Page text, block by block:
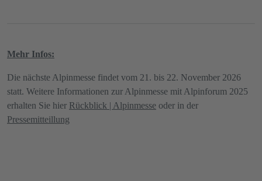
Mehr Infos:
Die nächste Alpinmesse findet vom 21. bis 22. November 2026
statt. Weitere Informationen zur Alpinmesse mit Alpinforum 2025
erhalten Sie hier Rückblick | Alpinmesse oder in der
Pressemitteillung